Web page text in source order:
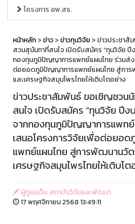
โครงการ อพ.สธ.
หน้าหลัก>ข่าว>ข่าวทุนวิจัย > ข่าวประชา
สวนสุนันทาที่สนใจ เปิดรับสมัคร “ทุนวิจัย ปี
กองทุนภูมิปัญญาการแพทย์แผนไทย ร่วมส่ง
ต่อยอดภูมิปัญญาการแพทย์แผนไทย สู่กา
และเศรษฐกิจสมุนไพรไทยให้เติบโตอย่าง
ข่าวประชาสัมพันธ์ ขอเชิญชวน
สนใจ เปิดรับสมัคร “ทุนวิจัย ปี
จากกองทุนภูมิปัญญาการแพทย์
เสนอโครงการวิจัยเพื่อต่อยอ
แพทย์แผนไทย สู่การพัฒนานวั
เศรษฐกิจสมุนไพรไทยให้เติบโ
ผู้ดูแลเว็บ สถาบันวิจัยและพัฒนา
17 พฤศจิกายน 2568 13:49:11